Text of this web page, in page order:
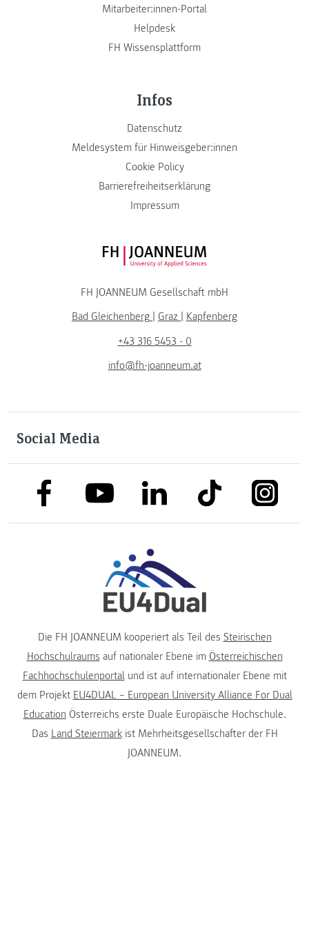
Mitarbeiter:innen-Portal
Helpdesk
FH Wissensplattform
Infos
Datenschutz
Meldesystem für Hinweisgeber:innen
Cookie Policy
Barrierefreiheitserklärung
Impressum
FH JOANNEUM Logo
FH JOANNEUM Gesellschaft mbH
Bad Gleichenberg
Graz
Kapfenberg
+43 316 5453 - 0
info@fh-joanneum.at
Social Media
link to facebooklink to youtubelink to linkedinlink to tiktok
Die FH JOANNEUM kooperiert als Teil des Steirischen
Hochschulraums auf nationaler Ebene im Österreichischen
Fachhochschulenportalund ist auf internationaler Ebene mit
dem Projekt EU4DUAL – European University Alliance For Dual
Education Österreichs erste Duale Europäische Hochschule.
Das Land Steiermarkist Mehrheitsgesellschafter der FH
JOANNEUM.